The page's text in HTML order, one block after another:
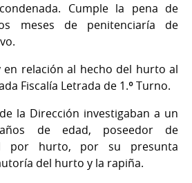
Cumple la pena de
meses de penitenciaría de
en relación al hecho del hurto al
Fiscalía Letrada de 1.º Turno.
la Dirección investigaban a un
de edad, poseedor de
por hurto, por su presunta
del hurto y la rapiña.